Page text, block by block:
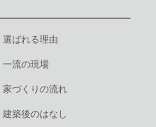
選ばれる理由
一流の現場
家づくりの流れ
建築後のはなし